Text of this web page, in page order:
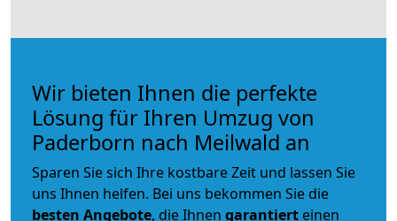
Wir bieten Ihnen die perfekte
Lösung für Ihren Umzug von
Paderborn nach Meilwald an
Sparen Sie sich Ihre kostbare Zeit und lassen Sie
uns Ihnen helfen. Bei uns bekommen Sie die
besten Angebote, die Ihnen garantiert einen